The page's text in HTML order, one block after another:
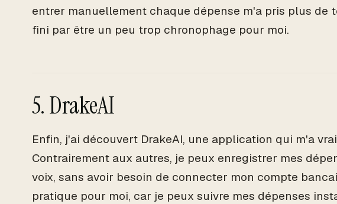
entrer manuellement chaque dépense m'a pris plus de
fini par être un peu trop chronophage pour moi.
5. DrakeAI
Enfin, j'ai découvert DrakeAI, une application qui m'a
Contrairement aux autres, je peux enregistrer mes
voix, sans avoir besoin de connecter mon compte
pratique pour moi, car je peux suivre mes dépenses